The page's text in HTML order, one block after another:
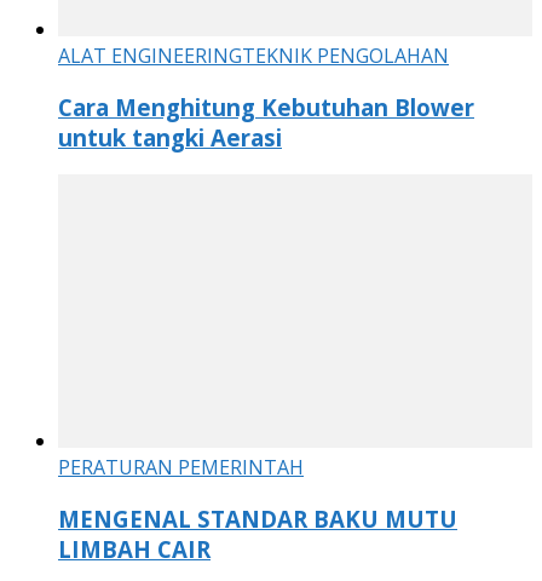
ALAT ENGINEERINGTEKNIK PENGOLAHAN
Cara Menghitung Kebutuhan Blower
untuk tangki Aerasi
PERATURAN PEMERINTAH
MENGENAL STANDAR BAKU MUTU
LIMBAH CAIR